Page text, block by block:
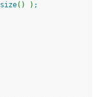
size( ) ) ;